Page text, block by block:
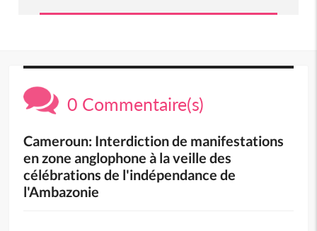
0 Commentaire(s)
Cameroun: Interdiction de manifestations
en zone anglophone à la veille des
célébrations de l'indépendance de
l'Ambazonie